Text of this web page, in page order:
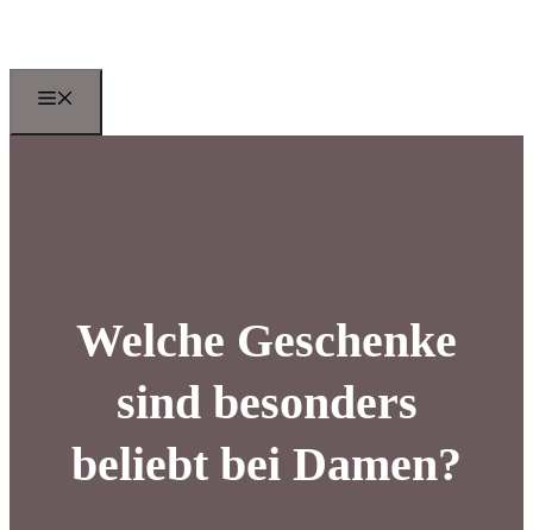
springen
Welche Geschenke
sind besonders
beliebt bei Damen?